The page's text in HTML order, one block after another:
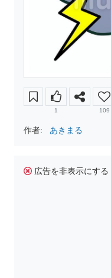
1 109
作者: あきまる
広告を非表示にする